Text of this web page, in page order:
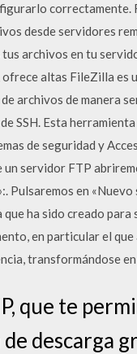
desde servidores
archivos en tu
altas FileZilla es
archivos de manera
SSH. Esta
de seguridad y
servidor FTP
Pulsaremos en
ha sido creado
en particular el
transformándose
que te
descarga